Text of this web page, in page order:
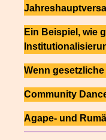
Ein Beispiel, wie
Wenn
Community
Agape- und